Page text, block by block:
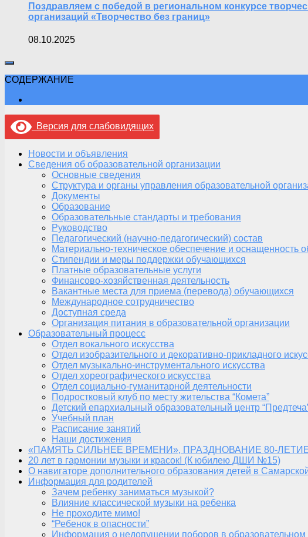
Поздравляем с победой в региональном конкурсе
организаций «Творчество без границ»
08.10.2025
СОДЕРЖАНИЕ
Версия для слабовидящих
Новости и объявления
Сведения об образовательной организации
Основные сведения
Структура и органы управления образовательной
Документы
Образование
Образовательные стандарты и требования
Руководство
Педагогический (научно-педагогический) состав
Материально-техническое обеспечение и оснащенность
Стипендии и меры поддержки обучающихся
Платные образовательные услуги
Финансово-хозяйственная деятельность
Вакантные места для приема (перевода) обучающихся
Международное сотрудничество
Доступная среда
Организация питания в образовательной организации
Образовательный процесс
Отдел вокального искусства
Отдел изобразительного и декоративно-прикладного
Отдел музыкально-инструментального искусства
Отдел хореографического искусства
Отдел социально-гуманитарной деятельности
Подростковый клуб по месту жительства “Комета”
Детский епархиальный образовательный центр
Учебный план
Расписание занятий
Наши достижения
«ПАМЯТЬ СИЛЬНЕЕ ВРЕМЕНИ», ПРАЗДНОВАНИЕ 80-
20 лет в гармонии музыки и красок! (К юбилею ДШИ №15)
О навигаторе дополнительного образования детей в
Информация для родителей
Зачем ребенку заниматься музыкой?
Влияние классической музыки на ребенка
Не проходите мимо!
“Ребенок в опасности”
Информация о недопущении поборов в образовательном